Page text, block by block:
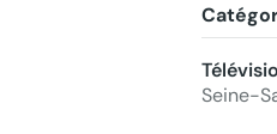
Seine-